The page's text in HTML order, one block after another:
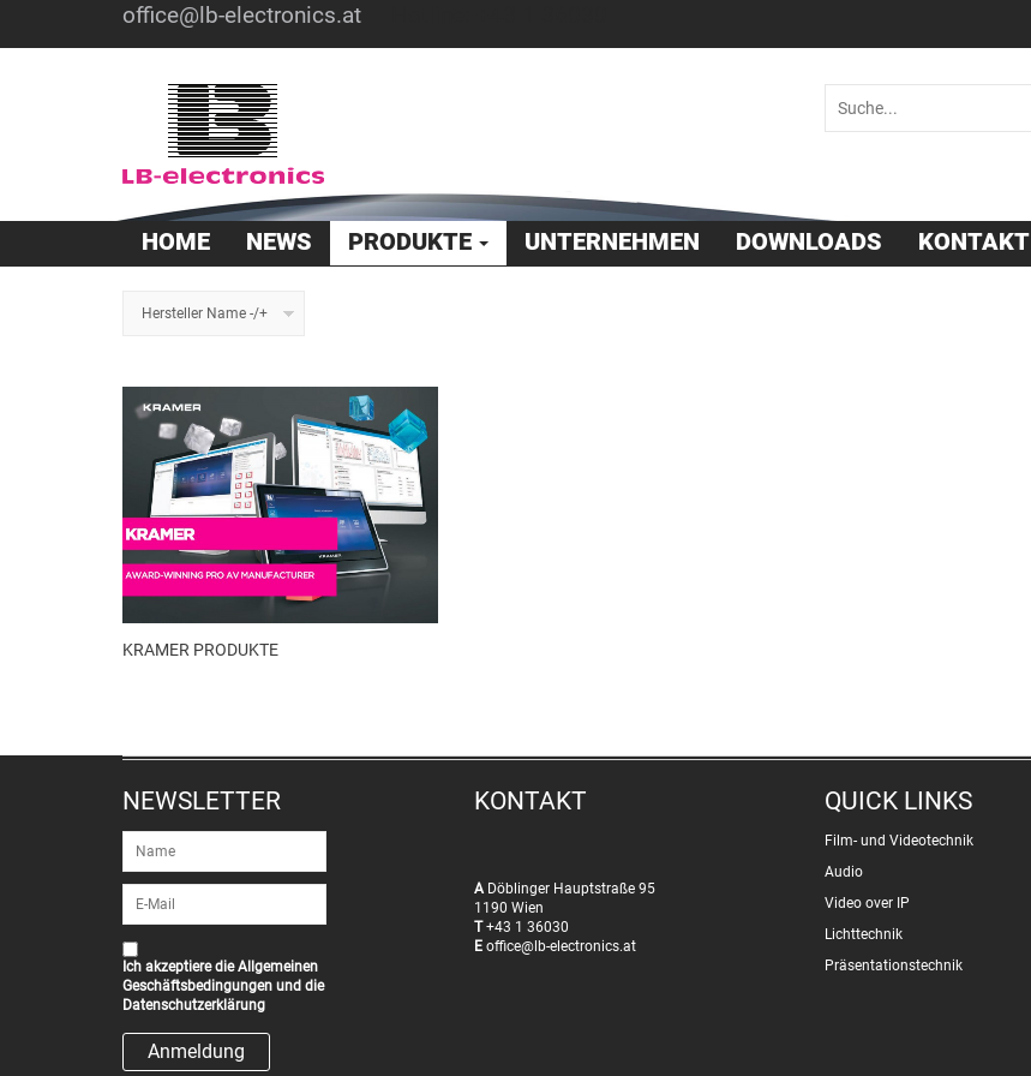
office@lb-electronics.at
HOME NEWS PRODUKTE UNTERNEHMEN DOWNLOADS KONTAKT
Hersteller Name -/+
KRAMER PRODUKTE
NEWSLETTER
Ich akzeptiere dieAllgemeinen
Geschäftsbedingungen und die
Datenschutzerklärung
KONTAKT
ADöblinger Hauptstraße 95
1190 Wien
T+43 1 36030
E office@lb-electronics.at
QUICK LINKS
Film- und Videotechnik
Audio
Video over IP
Lichttechnik
Präsentationstechnik